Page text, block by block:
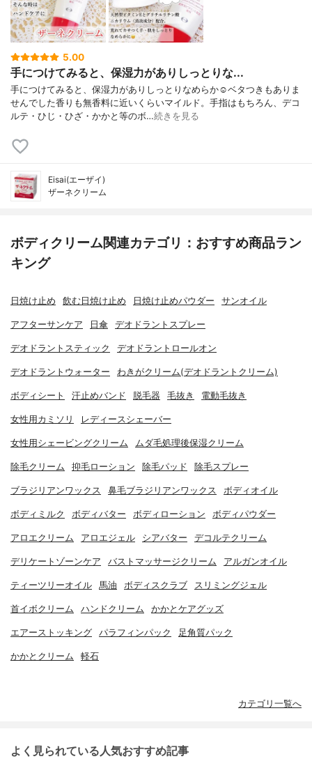
5.00
手につけてみると、保湿力がありしっとりな...
手につけてみると、保湿力がありしっとりなめらか☺️ベタつきもありま
せんでした香りも無香料に近いくらいマイルド。手指はもちろん、デコ
ルテ・ひじ・ひざ・かかと等のボ…続きを見る
Eisai(エーザイ)
ザーネクリーム
ボディクリーム関連カテゴリ：おすすめ商品ラン
キング
日焼け止め 飲む日焼け止め 日焼け止めパウダー サンオイル
アフターサンケア 日傘 デオドラントスプレー
デオドラントスティック デオドラントロールオン
デオドラントウォーター わきがクリーム(デオドラントクリーム)
ボディシート 汗止めバンド 脱毛器 毛抜き 電動毛抜き
女性用カミソリ レディースシェーバー
女性用シェービングクリーム ムダ毛処理後保湿クリーム
除毛クリーム 抑毛ローション 除毛パッド 除毛スプレー
ブラジリアンワックス 鼻毛ブラジリアンワックス ボディオイル
ボディミルク ボディバター ボディローション ボディパウダー
アロエクリーム アロエジェル シアバター デコルテクリーム
デリケートゾーンケア バストマッサージクリーム アルガンオイル
ティーツリーオイル 馬油 ボディスクラブ スリミングジェル
首イボクリーム ハンドクリーム かかとケアグッズ
エアーストッキング パラフィンパック 足角質パック
かかとクリーム 軽石
カテゴリ一覧へ
よく見られている人気おすすめ記事